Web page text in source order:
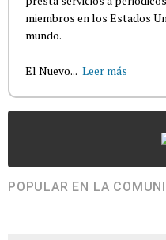
miembros en los Estados
mundo.
El Nuevo... Leer más
POPULAR EN LA